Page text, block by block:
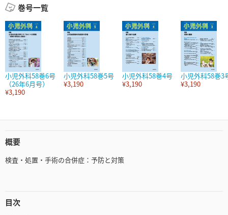
巻号一覧
小児外科58巻6号
（26年6月号）
¥3,190
小児外科58巻5号
¥3,190
小児外科58巻4号
¥3,190
小児外科58巻3
¥3,190
概要
検査・処置・手術の合併症：予防と対策
目次